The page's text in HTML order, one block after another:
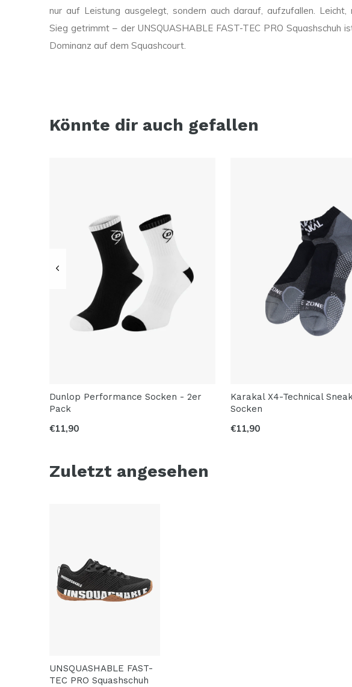
nur auf Leistung ausgelegt, sondern auch darauf, aufzufallen. Leicht,
Sieg getrimmt – der UNSQUASHABLE FAST-TEC PRO
Dominanz auf dem Squashcourt.
Könnte dir auch gefallen
Dunlop Performance Socken - 2er
Pack
€11,90
Karakal X4-Technical
Socken
€11,90
Zuletzt angesehen
UNSQUASHABLE FAST-
TEC PRO Squashschuh